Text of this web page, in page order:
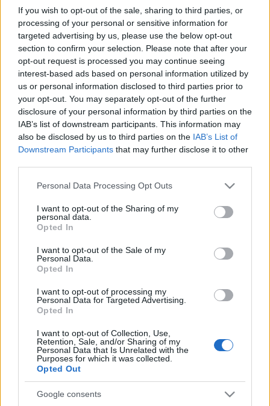
If you wish to opt-out of the sale, sharing to third parties, or
processing of your personal or sensitive information for
targeted advertising by us, please use the below opt-out
section to confirm your selection. Please note that after your
opt-out request is processed you may continue seeing
interest-based ads based on personal information utilized by
us or personal information disclosed to third parties prior to
your opt-out. You may separately opt-out of the further
disclosure of your personal information by third parties on the
IAB’s list of downstream participants. This information may
also be disclosed by us to third parties on the IAB’s List of
Downstream Participants that may further disclose it to other
Please note that this website/app uses one or more Google
not limited to your visit or usage behaviour. You may click to
grant or deny consent to Google and its third-party tags to
use your data for below specified purposes in below Google
consent section.
Personal Data Processing Opt Outs
I want to opt-out of the Sharing of my
personal data.
Opted In
I want to opt-out of the Sale of my
Personal Data.
Opted In
I want to opt-out of processing my
Personal Data for Targeted Advertising.
Opted In
I want to opt-out of Collection, Use,
Retention, Sale, and/or Sharing of my
Personal Data that Is Unrelated with the
Purposes for which it was collected.
Opted Out
Google consents
LEGFRISSEBB
Országos hírek
Megérkezett az eső a Duna vízgyűjtőjére
Aktuális
Paks II.: Mit jelent az 5. blokk új
árnyékában?
másodfokúra csökken a riasztás
HIRDETÉS